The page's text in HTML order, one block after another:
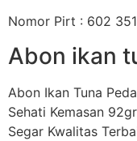
Nomor Pirt : 602
Abon ikan
Abon Ikan Tuna
Sehati Kemasan
Segar Kwalitas